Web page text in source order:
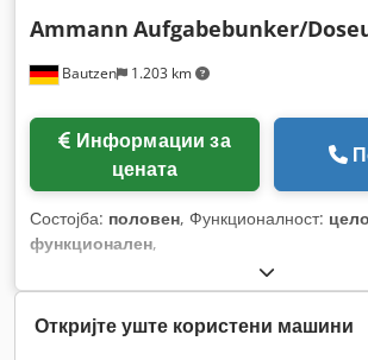
Bautzen 1.203 km
Ammann Aufgabebunker/
цената
Состојба: половен, Функционалност:
функционален,
Откријте уште користени машини